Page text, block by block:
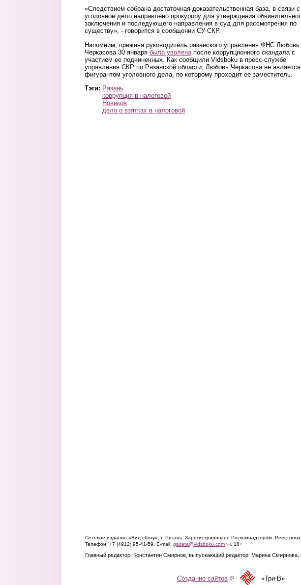
«Следствием собрана достаточная доказательственная база, в связи
уголовное дело направлено прокурору для утверждения
заключения и последующего направления в суд для рассмотрения по
существу», - говорится в сообщении СУ СКР.
Напомним, прежняя руководитель рязанского управления ФНС Любовь
Черкасова 30 января была уволена после коррупционного скандала с
участием ее подчиненных. Как сообщили Vidsboku в пресс-службе
управления СКР по Рязанской области, Любовь Черкасова не является
фигурантом уголовного дела, по которому проходит ее заместитель.
Тэги: Рязань
коррупция в налоговой
Новиков
дело о взятках в налоговой
Сетевое издание «Вид сбоку», г. Рязань. Зарегистрировано Роскомнадзором.
Телефон: +7 (4912) 95-41-59. E-mail: gazeta@vidsboku.com(link sends e-mail)
. 18+
Главный редактор: Константин Смирнов, выпускающий редактор: Марина Смирнова,
Создание сайтов(link is external)«Три-В»